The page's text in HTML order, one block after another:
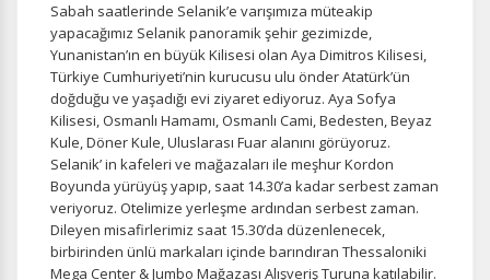
ÇEREZ KULLANIM AYARLARINIZ
Çerez tercihlerinizibelirleyin.
Daha fazla bilgi içinKVKK bilgilendirmemizi çerez kullanım
gizlilik koşullarını
inceleyebilirsiniz.
Zorunlu Çerezler HER ZAMAN AKTIF
Oturum yönetimi, güvenlik ve temel site işlevleri için
gereklidir. Bu çerezler olmadan site düzgün çalışmaz ve
devre dışı bırakılamaz.
Sabah saatlerinde Selanik’e varışımıza müteakip
yapacağımız Selanik panoramik şehir gezimizde,
Yunanistan’ın en büyük Kilisesi olan Aya Dimitros Kilisesi,
Türkiye Cumhuriyeti’nin kurucusu ulu önder Atatürk’ün
doğduğu ve yaşadığı evi ziyaret ediyoruz. Aya Sofya
Kilisesi, Osmanlı Hamamı, Osmanlı Cami, Bedesten, Beyaz
Kule, Döner Kule, Uluslarası Fuar alanını görüyoruz.
Selanik’ in kafeleri ve mağazaları ile meşhur Kordon
Boyunda yürüyüş yapıp, saat 14.30’a kadar serbest zaman
veriyoruz. Otelimize yerleşme ardından serbest zaman.
Dileyen misafirlerimiz saat 15.30’da düzenlenecek,
birbirinden ünlü markaları içinde barındıran Thessaloniki
Mega Center & Jumbo Mağazası Alışveriş Turuna katılabilir.